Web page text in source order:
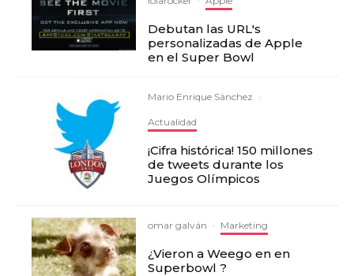
Debutan las URL's
personalizadas de Apple
en el Super Bowl
Mario Enrique Sánchez ·
Actualidad
¡Cifra histórica! 150 millones
de tweets durante los
Juegos Olímpicos
omar galván · Marketing
¿Vieron a Weego en en
Superbowl ?